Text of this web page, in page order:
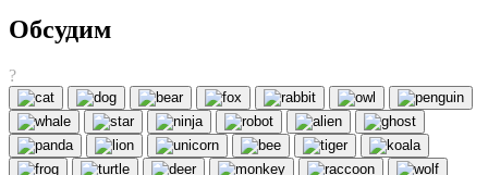
Обсудим
?